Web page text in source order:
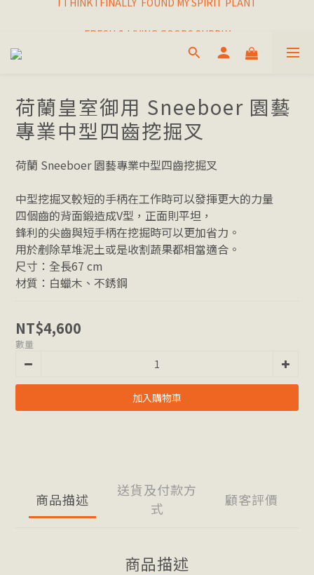
FRESH & LIVING GOODS SUPPLY
HAPPINESNESS IS HAVING LOTS OF PLANTS
荷蘭皇室御用 Sneeboer 園藝
專業中型四齒挖掘叉
荷蘭 Sneeboer 園藝專業中型四齒挖掘叉
中型挖掘叉較短的手柄在工作時可以發揮更大的力量
四個齒的背面鍛造成V型，正面則平坦，
鋒利的尖齒與短手柄在挖掘時可以更加省力。
用於剷除草堆泥土或是收割蔬果都相當適合。
尺寸：全長67 cm
材質：白蠟木、不銹鋼
NT$4,600
數量
加入購物車
商品描述
送貨及付款方
式
顧客評價
商品描述